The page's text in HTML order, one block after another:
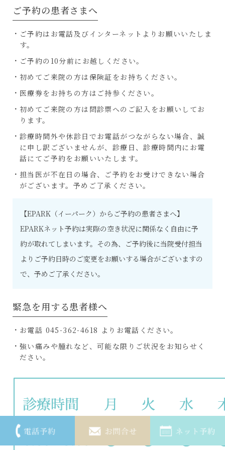
ご予約の患者さまへ
ご予約はお電話及びインターネットよりお願いいたしま
す。
ご予約の10分前にお越しください。
初めてご来院の方は保険証をお持ちください。
医療券をお持ちの方はご持参ください。
初めてご来院の方は問診票へのご記入をお願いしてお
ります。
診療時間外​や休診日​で​お​電話が​つながらない場合​、​誠
に申し訳ございませんが、診療日、診療時間内にお電
話にてご予約をお願いいたします。​
担当医が不在日の場合、ご予約をお受けできない場合
がございます。予めご了承ください。
【EPARK（イーパーク）からご予約の患者さまへ】
EPARKネット予約は実際の空き状況に関係なく自由に予
約が取れてしまいます。その為、ご予約後に当院受付担当
よりご予約日時のご変更をお願いする場合がございますの
で、予めご了承ください。
緊急を用する患者様へ
お電話 045-362-4618 よりお電話ください。
強い痛みや腫れなど、可能な限りご状況をお知らせく
ださい。